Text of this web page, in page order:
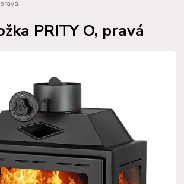
PRITY O, pravá